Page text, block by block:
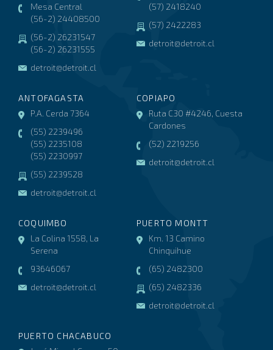
Mesa Central
(56-2) 24408500
(56-2) 26231547
(56-2) 26231555
detroit@detroit.cl
(57) 2418240
(57) 2422283
detroit@detroit.cl
ANTOFAGASTA
P.A. Cerda 7364
(55) 2239496
(55) 2235108
(55) 2230997
(55) 2239528
detroit@detroit.cl
COPIAPO
Ruta C30 #4246, Cuesta
Cardones
(52) 2219256
detroit@detroit.cl
COQUIMBO
La Colina 1558, La
Serena
93646067
detroit@detroit.cl
PUERTO MONTT
Km. 13 Camino
Chinquihue
(65) 2482300
(65) 2482336
detroit@detroit.cl
PUERTO CHACABUCO